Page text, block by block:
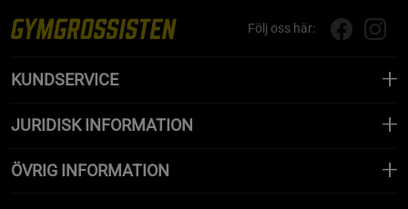
Följ oss här:
KUNDSERVICE
JURIDISK INFORMATION
ÖVRIG INFORMATION